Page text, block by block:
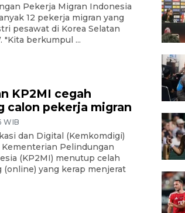
Pekerja Migran Indonesia
12 pekerja migran yang
pesawat di Korea Selatan
"Kita berkumpul ...
KP2MI cegah
calon pekerja migran
WIB
dan Digital (Kemkomdigi)
Pelindungan
(KP2MI) menutup celah
yang kerap menjerat